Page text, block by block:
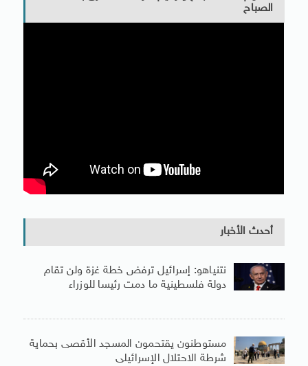
الصباح
أحدث الأخبار
نتنياهو: إسرائيل ترفض خطة غزة ولن تقام
دولة فلسطينية ما دمت رئيسا للوزراء
مستوطنون يقتحمون المسجد الأقصى بحماية
شرطة الاحتلال الإسرائيلى